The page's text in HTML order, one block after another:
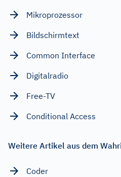
Mikroprozessor
Bildschirmtext
Common Interface
Digitalradio
Free-TV
Conditional Access
Weitere Artikel aus dem
Coder